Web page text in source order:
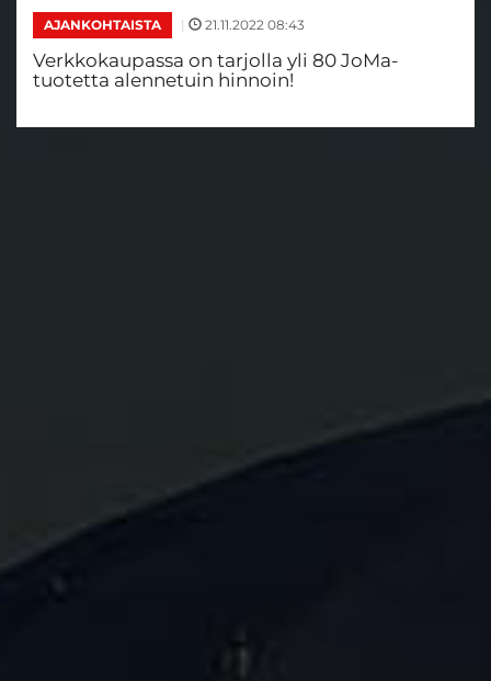
AJANKOHTAISTA | 21.11.2022 08:43
Verkkokaupassa on tarjolla yli 80 JoMa-
tuotetta alennetuin hinnoin!